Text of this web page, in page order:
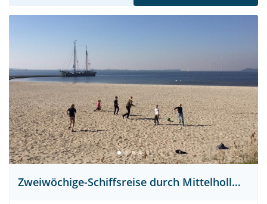
Zweiwöchige-Schiffsreise durch Mittelholland